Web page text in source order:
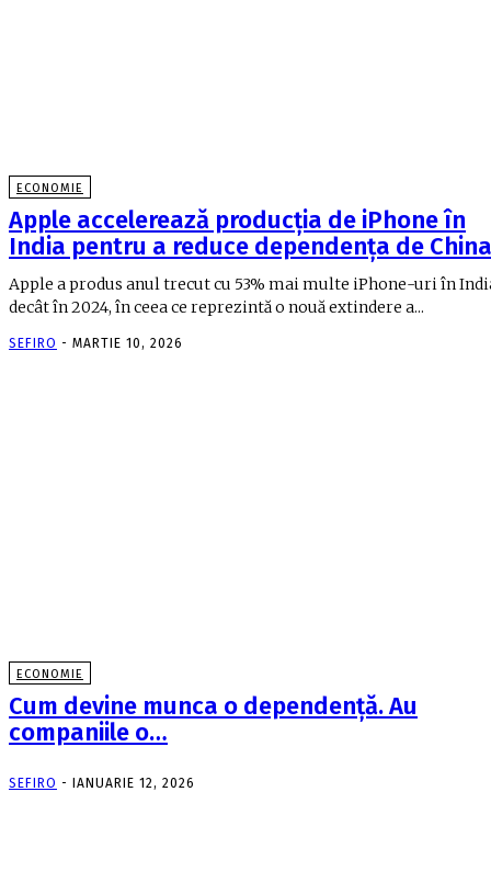
ECONOMIE
Apple accelerează producția de iPhone în
India pentru a reduce dependența de China
Apple a produs anul trecut cu 53% mai multe iPhone-uri în
decât în 2024, în ceea ce reprezintă o nouă extindere a...
SEFIRO - MARTIE 10, 2026
ECONOMIE
Cum devine munca o dependenţă. Au
companiile o…
SEFIRO - IANUARIE 12, 2026